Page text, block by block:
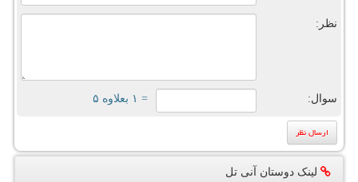
نظر:
سوال: = ۱ بعلاوه ۵
لینک دوستان آنی تل